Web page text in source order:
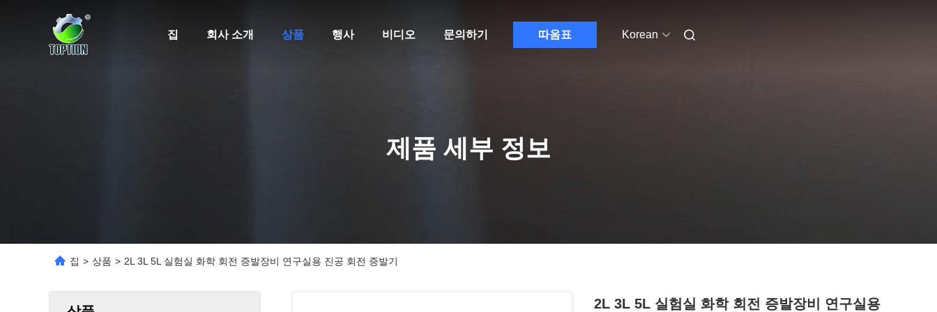
집 회사 소개 상품 행사 비디오 문의하기 따옴표 Korean
제품 세부 정보
집 > 상품 > 2L 3L 5L 실험실 화학 회전 증발장비 연구실용 진공 회전 증발기
2L 3L 5L 실험실 화학 회전 증발장비 연구실용